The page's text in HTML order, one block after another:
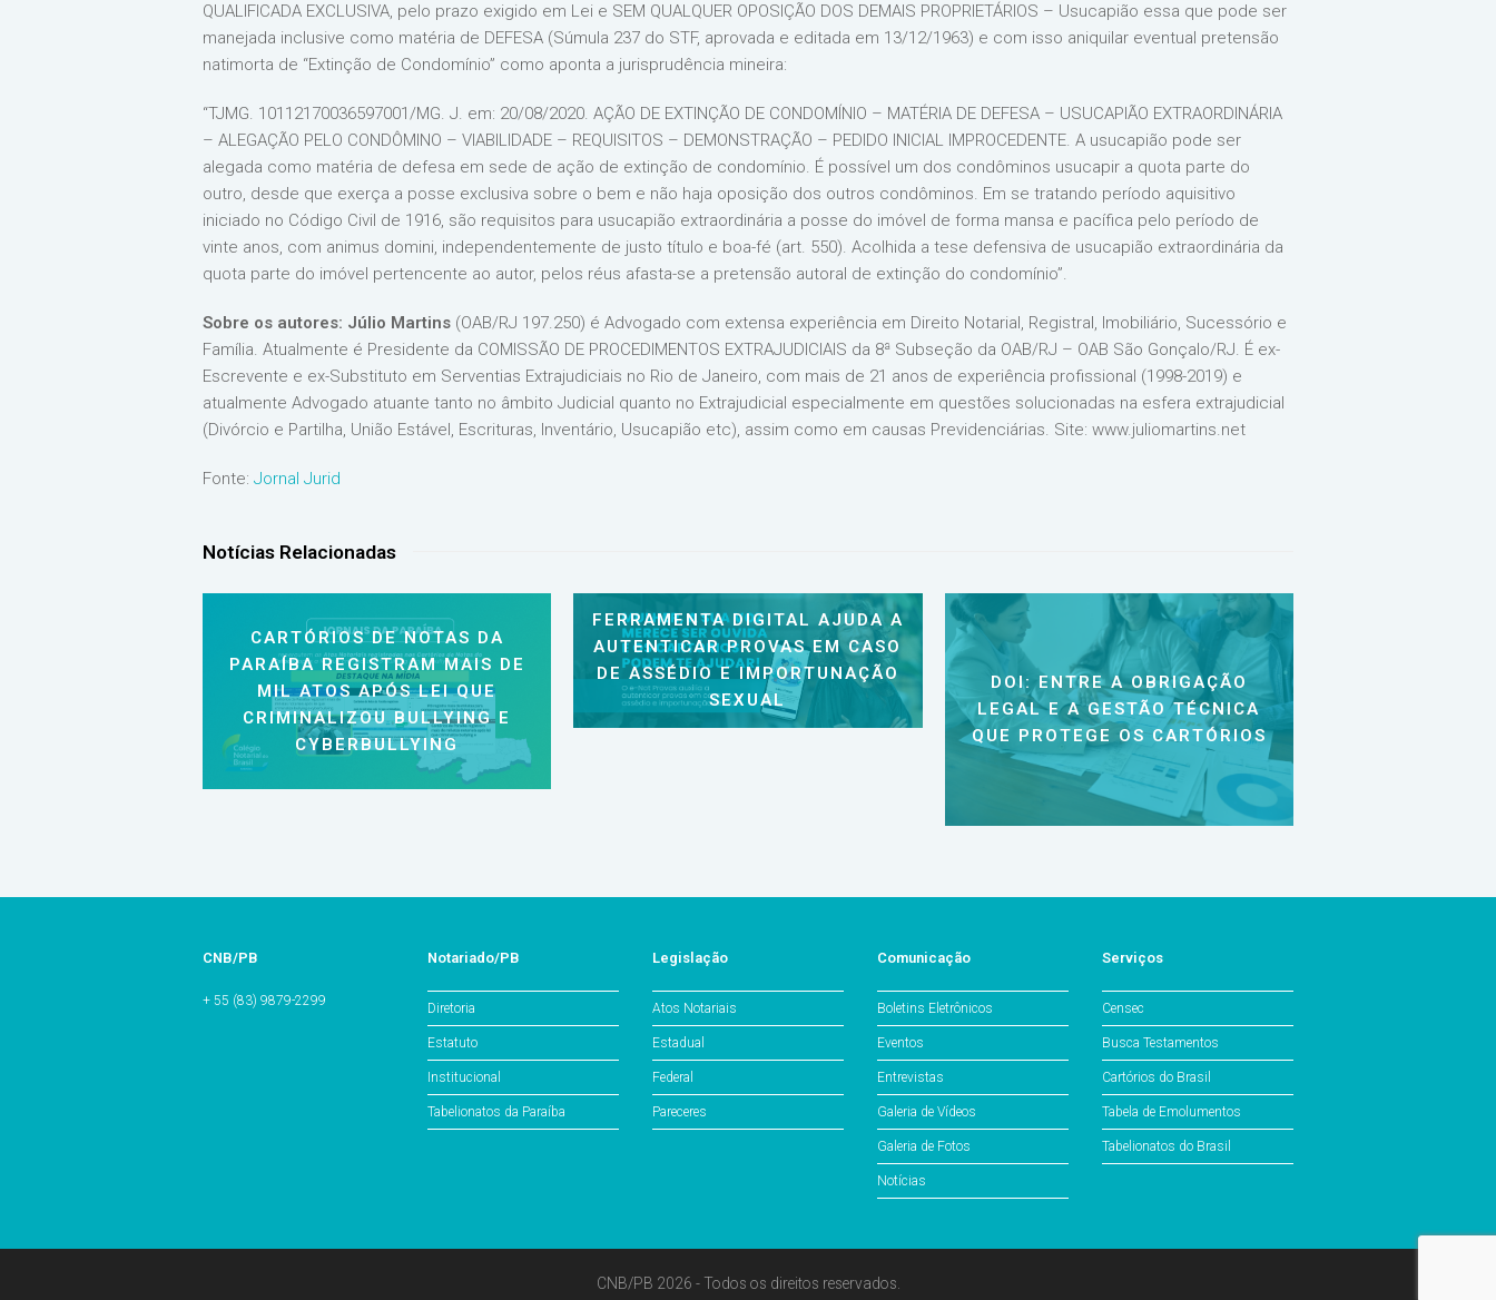
QUALIFICADA EXCLUSIVA, pelo prazo exigido em Lei e SEM QUALQUER OPOSIÇÃO DOS DEMAIS PROPRIETÁRIOS – Usucapião essa que pode ser
manejada inclusive como matéria de DEFESA (Súmula 237 do STF, aprovada e editada em 13/12/1963) e com isso aniquilar eventual pretensão
natimorta de “Extinção de Condomínio” como aponta a jurisprudência mineira:
“TJMG. 10112170036597001/MG. J. em: 20/08/2020. AÇÃO DE EXTINÇÃO DE CONDOMÍNIO – MATÉRIA DE DEFESA – USUCAPIÃO EXTRAORDINÁRIA
– ALEGAÇÃO PELO CONDÔMINO – VIABILIDADE – REQUISITOS – DEMONSTRAÇÃO – PEDIDO INICIAL IMPROCEDENTE. A usucapião pode ser
alegada como matéria de defesa em sede de ação de extinção de condomínio. É possível um dos condôminos usucapir a quota parte do
outro, desde que exerça a posse exclusiva sobre o bem e não haja oposição dos outros condôminos. Em se tratando período aquisitivo
iniciado no Código Civil de 1916, são requisitos para usucapião extraordinária a posse do imóvel de forma mansa e pacífica pelo período de
vinte anos, com animus domini, independentemente de justo título e boa-fé (art. 550). Acolhida a tese defensiva de usucapião extraordinária da
quota parte do imóvel pertencente ao autor, pelos réus afasta-se a pretensão autoral de extinção do condomínio”.
Sobre os autores: Júlio Martins (OAB/RJ 197.250) é Advogado com extensa experiência em Direito Notarial, Registral, Imobiliário, Sucessório e
Família. Atualmente é Presidente da COMISSÃO DE PROCEDIMENTOS EXTRAJUDICIAIS da 8ª Subseção da OAB/RJ – OAB São Gonçalo/RJ. É ex-
Escrevente e ex-Substituto em Serventias Extrajudiciais no Rio de Janeiro, com mais de 21 anos de experiência profissional (1998-2019) e
atualmente Advogado atuante tanto no âmbito Judicial quanto no Extrajudicial especialmente em questões solucionadas na esfera extrajudicial
(Divórcio e Partilha, União Estável, Escrituras, Inventário, Usucapião etc), assim como em causas Previdenciárias. Site: www.juliomartins.net
Fonte: Jornal Jurid
Notícias Relacionadas
CARTÓRIOS DE NOTAS DA
PARAÍBA REGISTRAM MAIS DE
MIL ATOS APÓS LEI QUE
CRIMINALIZOU BULLYING E
CYBERBULLYING
FERRAMENTA DIGITAL AJUDA A
AUTENTICAR PROVAS EM CASO
DE ASSÉDIO E IMPORTUNAÇÃO
SEXUAL
DOI: ENTRE A OBRIGAÇÃO
LEGAL E A GESTÃO TÉCNICA
QUE PROTEGE OS CARTÓRIOS
CNB/PB
+ 55 (83) 9879-2299
Notariado/PB
Diretoria
Estatuto
Institucional
Tabelionatos da Paraíba
Legislação
Atos Notariais
Estadual
Federal
Pareceres
Comunicação
Boletins Eletrônicos
Eventos
Entrevistas
Galeria de Vídeos
Galeria de Fotos
Notícias
Serviços
Censec
Busca Testamentos
Cartórios do Brasil
Tabela de Emolumentos
Tabelionatos do Brasil
CNB/PB 2026 - Todos os direitos reservados.